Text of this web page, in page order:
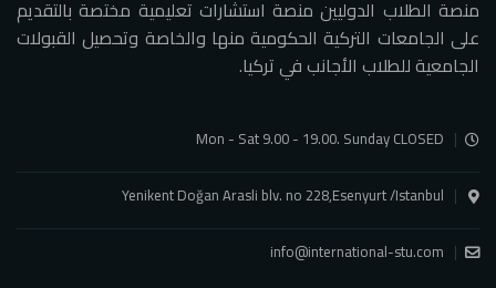
منصة الطلاب الدوليين منصة استشارات تعليمية مختصة بالتقديم
على الجامعات التركية الحكومية منها والخاصة وتحصيل القبولات
الجامعية للطلاب الأجانب في تركيا.
Mon - Sat 9.00 - 19.00. Sunday CLOSED
Yenikent Doğan Arasli blv. no 228,Esenyurt /Istanbul
info@international-stu.com